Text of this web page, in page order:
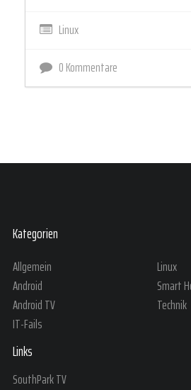
Linux
0 Kommentare
Kategorien
Allgemein
Android
Android TV
IT-Fails
Linux
Smart
Technik
Links
SouthPark TV